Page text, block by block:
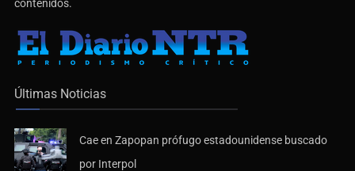
contenidos.
Últimas Noticias
Cae en Zapopan prófugo estadounidense buscado
por Interpol